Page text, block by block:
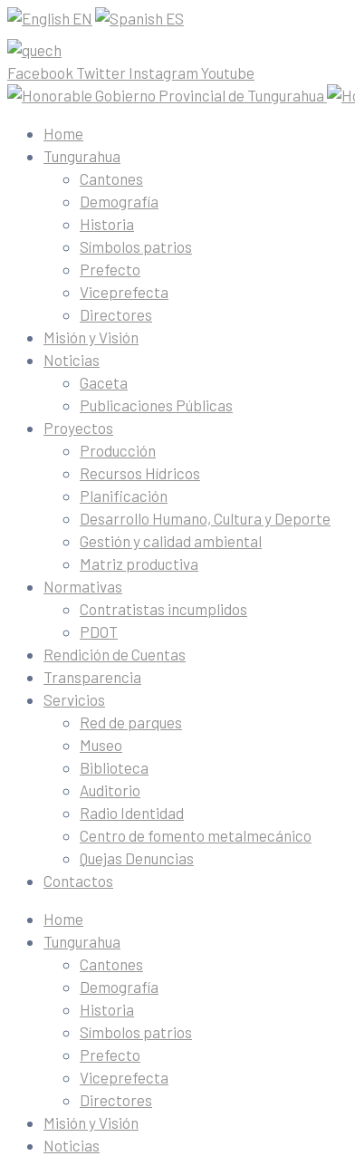
EN ES
Facebook Twitter Instagram Youtube
Home
Tungurahua
Cantones
Demografía
Historia
Símbolos patrios
Prefecto
Viceprefecta
Directores
Misión y Visión
Noticias
Gaceta
Publicaciones Públicas
Proyectos
Producción
Recursos Hídricos
Planificación
Desarrollo Humano, Cultura y Deporte
Gestión y calidad ambiental
Matriz productiva
Normativas
Contratistas incumplidos
PDOT
Rendición de Cuentas
Transparencia
Servicios
Red de parques
Museo
Biblioteca
Auditorio
Radio Identidad
Centro de fomento metalmecánico
Quejas Denuncias
Contactos
Home
Tungurahua
Cantones
Demografía
Historia
Símbolos patrios
Prefecto
Viceprefecta
Directores
Misión y Visión
Noticias